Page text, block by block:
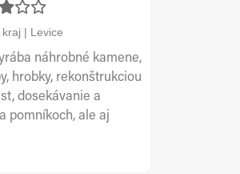
| Levice
náhrobné kamene,
hrobky, rekonštrukciou
dosekávanie a
pomníkoch, ale aj